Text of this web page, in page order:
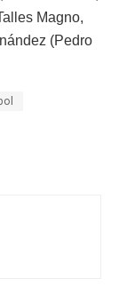
Magno,
(Pedro